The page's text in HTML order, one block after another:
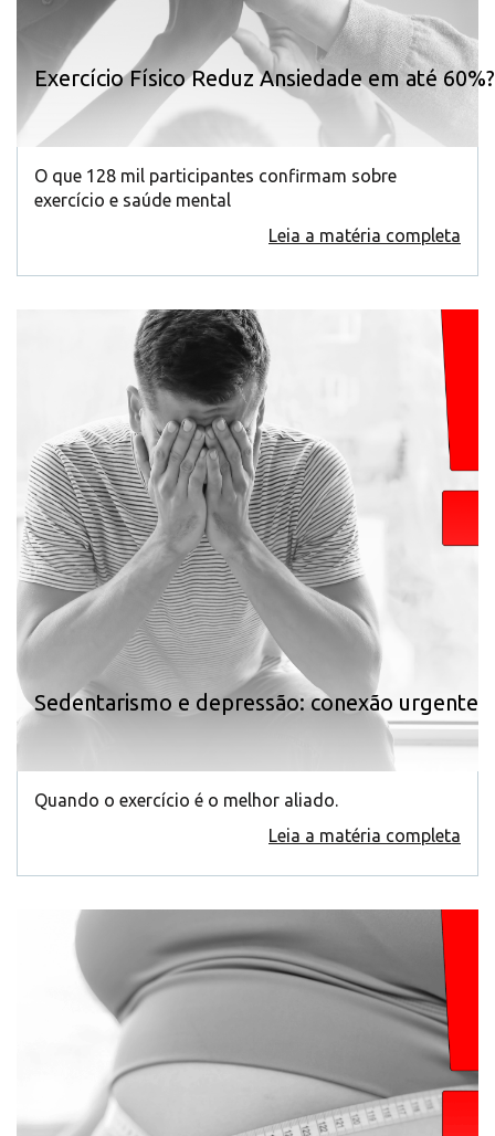
Exercício Físico Reduz Ansiedade em até 60%?
O que 128 mil participantes confirmam sobre
exercício e saúde mental
Leia a matéria completa
Sedentarismo e depressão: conexão urgente
Quando o exercício é o melhor aliado.
Leia a matéria completa